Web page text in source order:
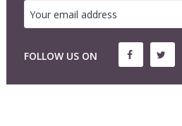
FOLLOW US ON